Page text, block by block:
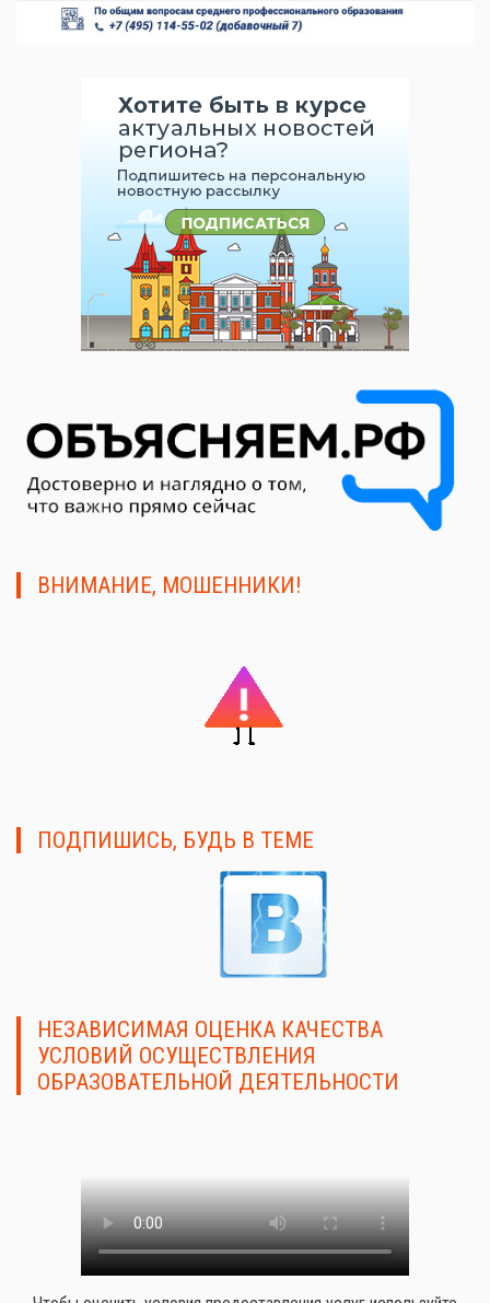
ВНИМАНИЕ, МОШЕННИКИ!
ПОДПИШИСЬ, БУДЬ В ТЕМЕ
НЕЗАВИСИМАЯ ОЦЕНКА КАЧЕСТВА
УСЛОВИЙ ОСУЩЕСТВЛЕНИЯ
ОБРАЗОВАТЕЛЬНОЙ ДЕЯТЕЛЬНОСТИ